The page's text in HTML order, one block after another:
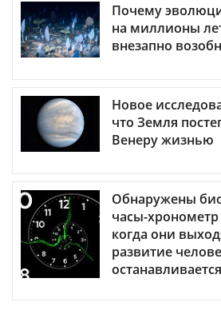
Почему
на миллионы
внезапно
Новое
что Земля
Венеру жизнью
Обнаружены
часы-
когда они
развитие
останавливается